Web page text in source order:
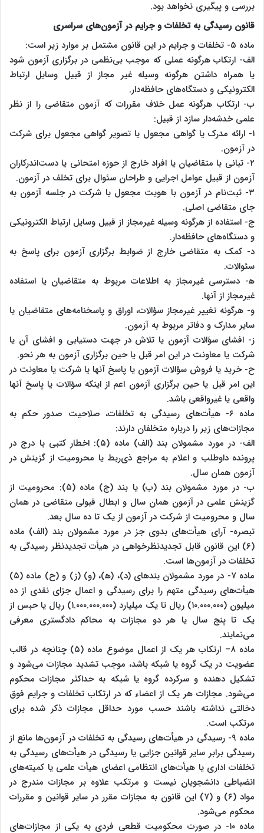
بررسی و پیگیری نخواهد بود.
قانون رسیدگی به تخلفات و جرایم در آزمون‌های سراسری
ماده ۵- تخلفات و جرایم در این قانون مشتمل بر موارد زیر است:
الف- ارتکاب هرگونه عملی که موجب بی‌نظمی در برگزاری آزمون شود
یا همراه داشتن هرگونه وسیله غیر مجاز از قبیل وسایل ارتباط
الکترونیکی و دستگاه‌های حافظه‌دار.
ب- ارتکاب هرگونه عمل خلاف مقررات که آزمون متقاضی را از نظر
علمی خدشه‌دار سازد از قبیل:
۱- ارائه مدرک یا گواهی مجعول یا تصویر گواهی مجعول برای شرکت
در آزمون.
۲- تبانی با متقاضیان یا افراد خارج از حوزه امتحانی یا دست‌اندرکاران
آزمون از قبیل عوامل اجرایی و طراحان سئوال برای تخلف در آزمون.
۳- ثبت‌نام در آزمون با هویت مجعول یا شرکت در جلسه آزمون به
جای متقاضی اصلی.
ج- استفاده از هرگونه وسیله غیرمجاز از قبیل وسایل ارتباط الکترونیکی
و دستگاه‌های حافظه‌دار.
د- کمک به متقاضی خارج از ضوابط برگزاری آزمون برای پاسخ به
سئوالات.
ه‍- دسترسی غیرمجاز به اطلاعات مربوط به متقاضیان یا استفاده
غیرمجاز از آنها.
و- هرگونه تغییر غیرمجاز سؤالات، اوراق و پاسخنامه‌های متقاضیان یا
سایر مدارک و دفاتر مربوط به آزمون.
ز- افشای سؤالات آزمون یا تلاش در جهت دستیابی و افشای آن یا
شرکت یا معاونت در این امر قبل یا حین برگزاری آزمون به هر نحو.
ح- خرید یا فروش سؤالات آزمون یا پاسخ آنها یا شرکت یا معاونت در
این امر قبل یا حین برگزاری آزمون اعم از اینکه سؤالات یا پاسخ آنها
واقعی یا غیرواقعی باشد.
ماده ۶- هیأت‌های رسیدگی به تخلفات، صلاحیت صدور حکم به
مجازات‌های زیر را درباره متخلفان دارند:
الف- در مورد مشمولان بند (الف) ماده (۵): اخطار کتبی با درج در
پرونده داوطلب و اعلام به مراجع ذی‌ربط یا محرومیت از گزینش در
آزمون همان سال.
ب- در مورد مشمولان بند (ب) یا بند (ج) ماده (۵): محرومیت از
گزینش علمی در آزمون همان سال و ابطال قبولی متقاضی در همان
سال و محرومیت از شرکت در آزمون از یک تا ده سال بعد.
تبصره- آرای هیأت‌های بدوی جز در مورد مشمولان بند (الف) ماده
(۶) این قانون قابل تجدیدنظرخواهی در هیأت تجدیدنظر رسیدگی به
تخلفات در آزمون‌ها است.
ماده ۷- در مورد مشمولان بندهای (د)، (ه‍)، (و) (ز) و (ح) ماده (۵)
هیأت‌های رسیدگی متهم را برای رسیدگی و اعمال جزای نقدی از ده
میلیون (۱۰.۰۰۰.۰۰۰) ریال تا یک میلیارد (۱.۰۰۰.۰۰۰.۰۰۰) ریال یا حبس از
یک تا پنج سال یا هر دو مجازات به محاکم دادگستری معرفی
می‌نمایند.
ماده ۸– ارتکاب هر یک از اعمال موضوع ماده (۵) چنانچه در قالب
عضویت در یک گروه یا شبکه باشد، موجب تشدید مجازات می‌شود و
تشکیل دهنده و سرکرده گروه یا شبکه به حداکثر مجازات محکوم
می‌شود. مجازات هر یک از اعضاء که در ارتکاب تخلفات و جرایم فوق
دخالتی نداشته باشند حسب مورد حداقل مجازات ذکر شده برای
مرتکب است.
ماده ۹- رسیدگی در هیأت‌های رسیدگی به تخلفات در آزمون‌ها مانع از
رسیدگی برابر سایر قوانین جزایی یا رسیدگی در هیأت‌های رسیدگی به
تخلفات اداری یا هیأت‌های انتظامی اعضای هیأت علمی یا کمیته‌های
انضباطی دانشجویان نیست و مرتکب علاوه بر مجازات مندرج در
مواد (۶) و (۷) این قانون به مجازات مقرر در سایر قوانین و مقررات
محکوم می‌شود.
ماده ۱۰- در صورت محکومیت قطعی فردی به یکی از مجازات‌های